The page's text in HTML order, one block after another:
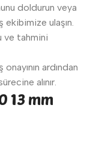
doldurun veya
ulaşın.
ve tahmini
ardından
alınır.
13 mm